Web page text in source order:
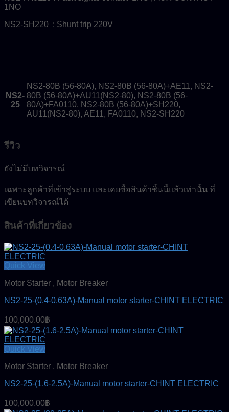
1NO
NS2-SH220 : Shunt trip 220V
NS2-
25
NS2-80B (56-80A), NS2-80B (56-80A)+AE11, NS2-
80B (56-80A)+AU11(NS2-80), NS2-80B (56-
80A)+FA0110, NS2-80B (56-80A)+SH220,
AU11(NS2-80), AE11, FA0110, NS2-SH220
รีวิว
ยังไม่มีบทวิจารณ์
เฉพาะลูกค้าที่เข้าสู่ระบบ และเคยซื้อสินค้าชิ้นนี้แล้วเท่านั้น ที่
เขียนบทวิจารณ์ได้
สินค้าที่เกี่ยวข้อง
Quick View
Motor Starter , Motor Breaker
NS2-25-(0.4-0.63A)-Manual motor starter-CHINT ELECTRIC
100,000.00฿
Quick View
Motor Starter , Motor Breaker
NS2-25-(1.6-2.5A)-Manual motor starter-CHINT ELECTRIC
100,000.00฿